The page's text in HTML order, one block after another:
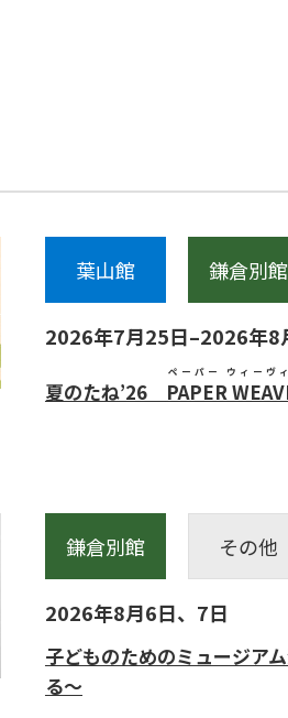
葉山館 鎌倉別館
2026年7月25日–2026年8
夏のたね’26 PAPER
ペーパー ウィーヴ
鎌倉別館 その他
2026年8月6日、7日
子どものためのミュージア
る～